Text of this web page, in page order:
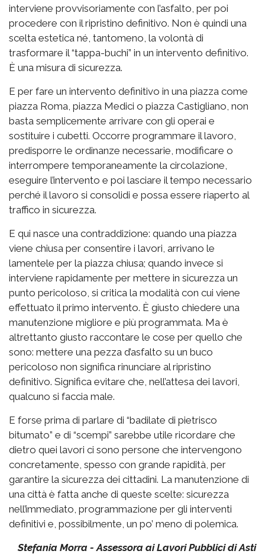
interviene provvisoriamente con l’asfalto, per poi
procedere con il ripristino definitivo. Non è quindi una
scelta estetica né, tantomeno, la volontà di
trasformare il “tappa-buchi” in un intervento definitivo.
È una misura di sicurezza.
E per fare un intervento definitivo in una piazza come
piazza Roma, piazza Medici o piazza Castigliano, non
basta semplicemente arrivare con gli operai e
sostituire i cubetti. Occorre programmare il lavoro,
predisporre le ordinanze necessarie, modificare o
interrompere temporaneamente la circolazione,
eseguire l’intervento e poi lasciare il tempo necessario
perché il lavoro si consolidi e possa essere riaperto al
traffico in sicurezza.
E qui nasce una contraddizione: quando una piazza
viene chiusa per consentire i lavori, arrivano le
lamentele per la piazza chiusa; quando invece si
interviene rapidamente per mettere in sicurezza un
punto pericoloso, si critica la modalità con cui viene
effettuato il primo intervento. È giusto chiedere una
manutenzione migliore e più programmata. Ma è
altrettanto giusto raccontare le cose per quello che
sono: mettere una pezza d’asfalto su un buco
pericoloso non significa rinunciare al ripristino
definitivo. Significa evitare che, nell’attesa dei lavori,
qualcuno si faccia male.
E forse prima di parlare di “badilate di pietrisco
bitumato” e di “scempi” sarebbe utile ricordare che
dietro quei lavori ci sono persone che intervengono
concretamente, spesso con grande rapidità, per
garantire la sicurezza dei cittadini. La manutenzione di
una città è fatta anche di queste scelte: sicurezza
nell’immediato, programmazione per gli interventi
definitivi e, possibilmente, un po’ meno di polemica.
Stefania Morra - Assessora ai Lavori Pubblici di Asti